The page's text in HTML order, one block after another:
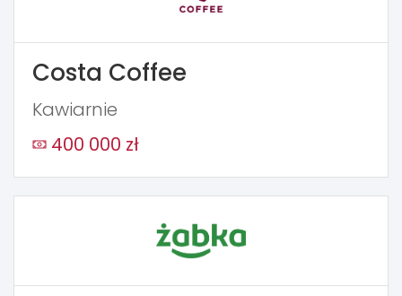
Costa Coffee
Kawiarnie
400 000 zł